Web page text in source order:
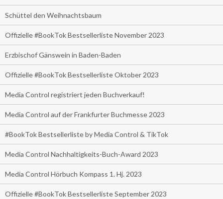
Schüttel den Weihnachtsbaum
Offizielle #BookTok Bestsellerliste November 2023
Erzbischof Gänswein in Baden-Baden
Offizielle #BookTok Bestsellerliste Oktober 2023
Media Control registriert jeden Buchverkauf!
Media Control auf der Frankfurter Buchmesse 2023
#BookTok Bestsellerliste by Media Control & TikTok
Media Control Nachhaltigkeits-Buch-Award 2023
Media Control Hörbuch Kompass 1. Hj. 2023
Offizielle #BookTok Bestsellerliste September 2023